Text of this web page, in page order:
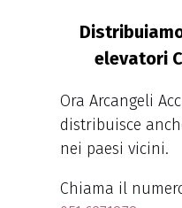
elevatori
Ora Arcangeli
distribuisce
nei paesi vicini.
Chiama il